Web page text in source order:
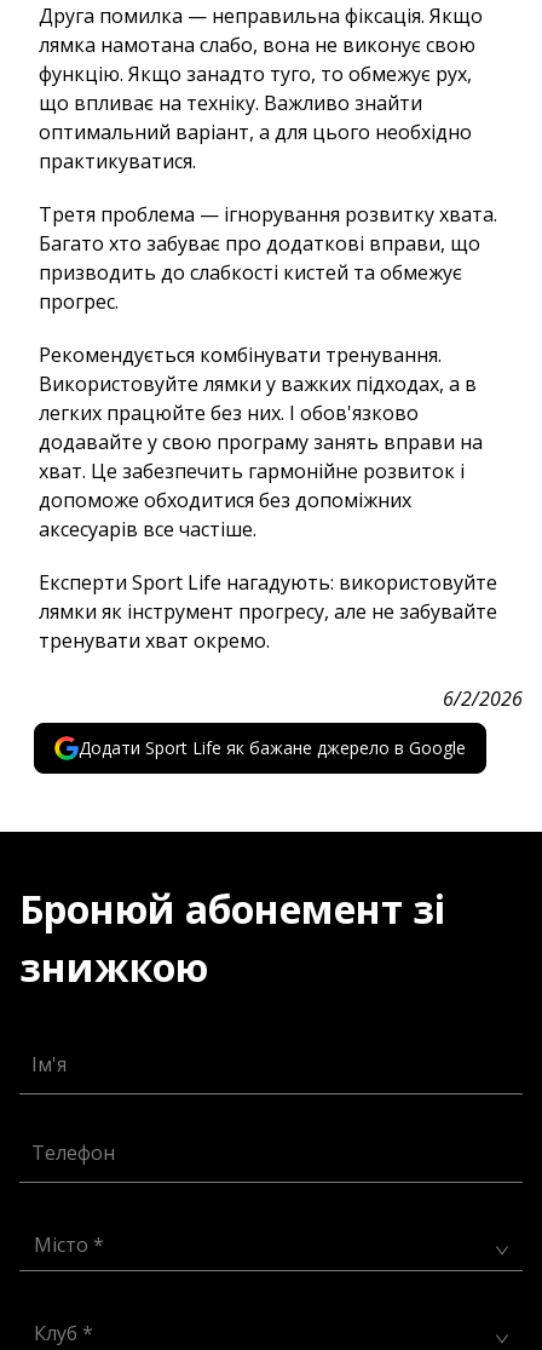
Друга помилка — неправильна фіксація. Якщо
лямка намотана слабо, вона не виконує свою
функцію. Якщо занадто туго, то обмежує рух,
що впливає на техніку. Важливо знайти
оптимальний варіант, а для цього необхідно
практикуватися.
Третя проблема — ігнорування розвитку хвата.
Багато хто забуває про додаткові вправи, що
призводить до слабкості кистей та обмежує
прогрес.
Рекомендується комбінувати тренування.
Використовуйте лямки у важких підходах, а в
легких працюйте без них. І обов'язково
додавайте у свою програму занять вправи на
хват. Це забезпечить гармонійне розвиток і
допоможе обходитися без допоміжних
аксесуарів все частіше.
Експерти Sport Life нагадують: використовуйте
лямки як інструмент прогресу, але не забувайте
тренувати хват окремо.
6/2/2026
Додати Sport Life як бажане джерело в Google
Бронюй абонемент зі
знижкою
Ім'я
Телефон
Місто *
Клуб *